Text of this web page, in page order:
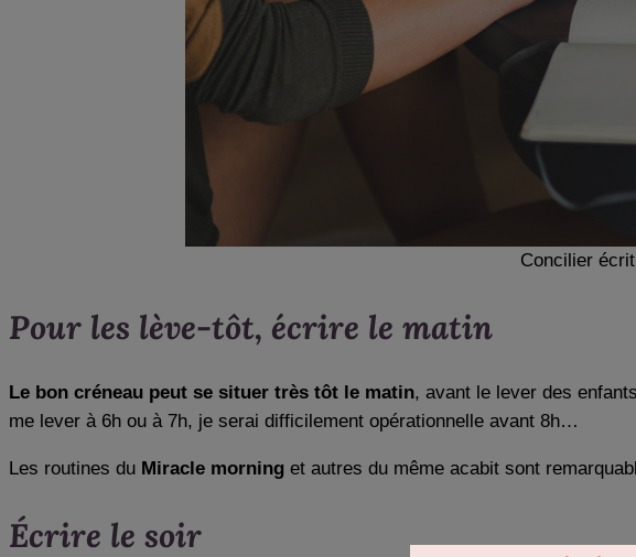
Concilier
Pour les lève-tôt, écrire le matin
Le bon créneau peut se situer très tôt le matin, avant le lever des
me lever à 6h ou à 7h, je serai difficilement opérationnelle avant 8h…
Les routines du Miracle morning et autres du même acabit sont
Écrire le soir